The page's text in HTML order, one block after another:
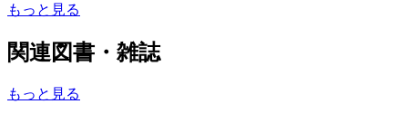
もっと見る
関連図書・雑誌
もっと見る